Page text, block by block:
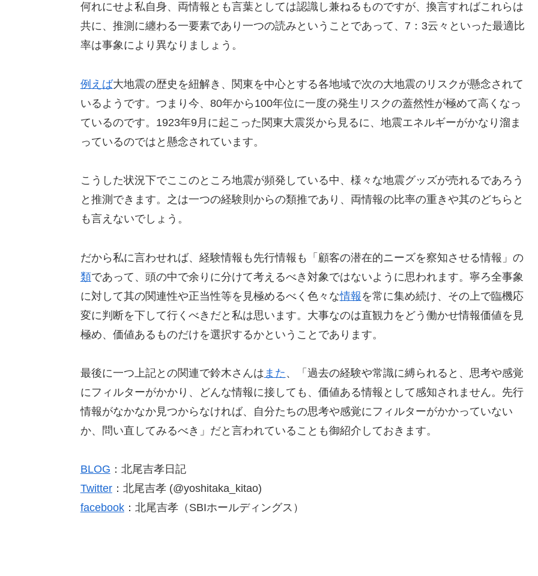
何れにせよ私自身、両情報とも言葉としては認識し兼ねるものですが、換言すればこれらは
共に、推測に纏わる一要素であり一つの読みということであって、7：3云々といった最適比
率は事象により異なりましょう。
例えば大地震の歴史を紐解き、関東を中心とする各地域で次の大地震のリスクが懸念されて
いるようです。つまり今、80年から100年位に一度の発生リスクの蓋然性が極めて高くなっ
ているのです。1923年9月に起こった関東大震災から見るに、地震エネルギーがかなり溜ま
っているのではと懸念されています。
こうした状況下でここのところ地震が頻発している中、様々な地震グッズが売れるであろう
と推測できます。之は一つの経験則からの類推であり、両情報の比率の重きや其のどちらと
も言えないでしょう。
だから私に言わせれば、経験情報も先行情報も「顧客の潜在的ニーズを察知させる情報」の
類であって、頭の中で余りに分けて考えるべき対象ではないように思われます。寧ろ全事象
に対して其の関連性や正当性等を見極めるべく色々な情報 を常に集め続け、その上で臨機応
変に判断を下して行くべきだと私は思います。大事なのは直観力をどう働かせ情報価値を見
極め、価値あるものだけを選択するかということであります。
最後に一つ上記との関連で鈴木さんは また 、「過去の経験や常識に縛られると、思考や感覚
にフィルターがかかり、どんな情報に接しても、価値ある情報として感知されません。先行
情報がなかなか見つからなければ、自分たちの思考や感覚にフィルターがかかっていない
か、問い直してみるべき」だと言われていることも御紹介しておきます。
BLOG ：北尾吉孝日記
Twitter：北尾吉孝 (@yoshitaka_kitao)
facebook：北尾吉孝（SBIホールディングス）